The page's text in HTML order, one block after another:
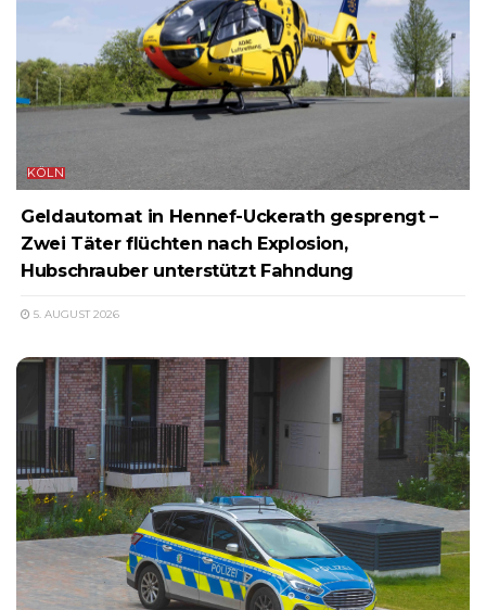
KÖLN
Geldautomat in Hennef-Uckerath gesprengt –
Zwei Täter flüchten nach Explosion,
Hubschrauber unterstützt Fahndung
5. AUGUST 2026